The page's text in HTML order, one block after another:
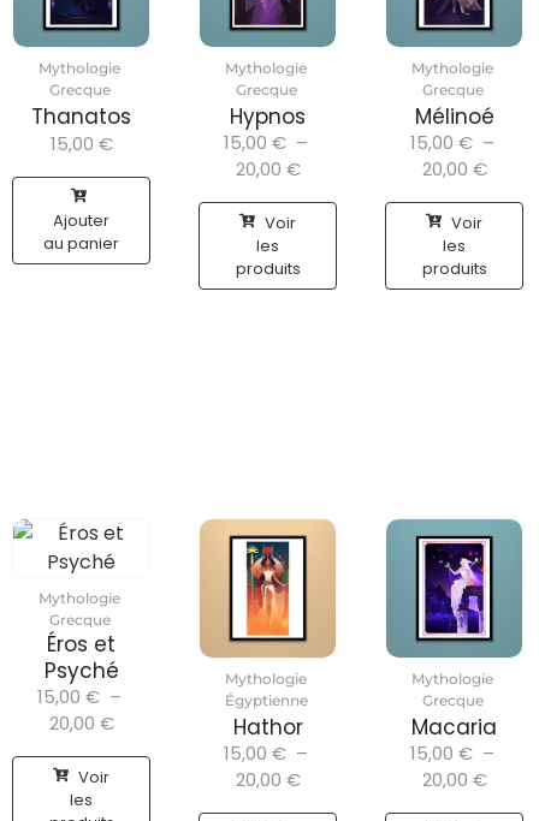
Mythologie
Grecque
Thanatos
15,00 €
Ajouter
au panier
Mythologie
Grecque
Hypnos
15,00 € –
20,00 €
Voir
les
produits
Mythologie
Grecque
Mélinoé
15,00 € –
20,00 €
Voir
les
produits
Mythologie
Grecque
Éros et
Psyché
15,00 € –
20,00 €
Voir
les
Mythologie
Égyptienne
Hathor
15,00 € –
20,00 €
Mythologie
Grecque
Macaria
15,00 € –
20,00 €